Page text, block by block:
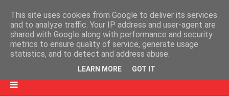
This site uses cookies from Google to deliver its services
and to analyze traffic. Your IP address and user-agent are
shared with Google along with performance and security
metrics to ensure quality of service, generate usage
statistics, and to detect and address abuse.
LEARN MORE GOT IT